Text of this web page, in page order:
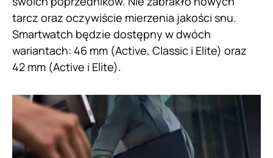
tarcz oraz oczywiście mierzenia jakości snu.
Smartwatch będzie dostępny w dwóch
wariantach: 46 mm (Active, Classic i Elite) oraz
42 mm (Active i Elite).